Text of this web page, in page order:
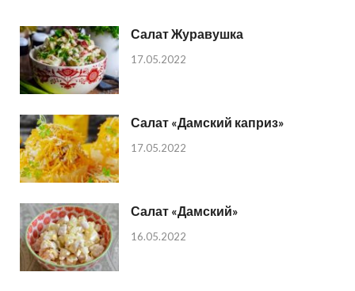
Салат Журавушка
17.05.2022
Салат «Дамский каприз»
17.05.2022
Салат «Дамский»
16.05.2022